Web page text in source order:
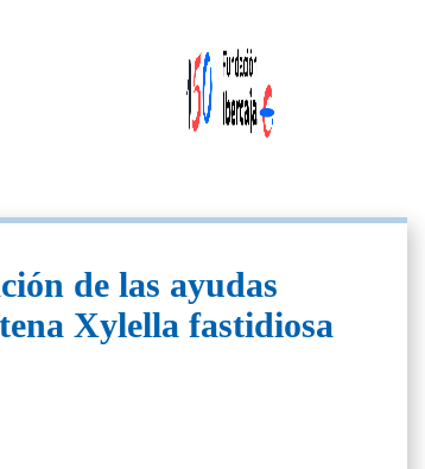
de las ayudas
Xylella fastidiosa